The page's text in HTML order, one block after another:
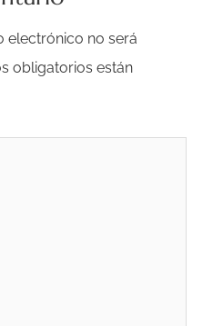
electrónico no será
obligatorios están